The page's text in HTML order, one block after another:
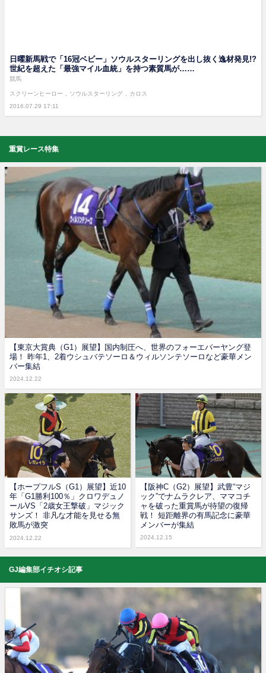
日曜新馬戦で「16冠ベビー」ソウルスターリングを出し抜く逸材発見!?
世紀を超えた「最強マイル血統」を持つ素質馬が……
2016.07.29 17:11
競馬
スクリーンヒーロー ソウルスターリング カロス
重賞レース特集
【東京大賞典（G1）展望】国内制圧へ、世界のフォーエバーヤング登
場！ 昨年1、2着ウシュバテソーロ＆ウィルソンテソーロなど豪華メン
バー集結
2024.12.22
【ホープフルS（G1）展望】近10
年「G1勝利100％」クロワデュノ
ールVS「2歳女王撃破」マジック
サンズ！ 非凡な才能を見せる無
敗馬が激突
2024.12.22
【阪神C（G2）展望】武豊“マジ
ック”でナムラクレア、ママコチ
ャを破った重賞馬が待望の復帰
戦！ 短距離界の有馬記念に豪華
メンバーが集結
2024.12.15
GJ編集部イチオシ記事